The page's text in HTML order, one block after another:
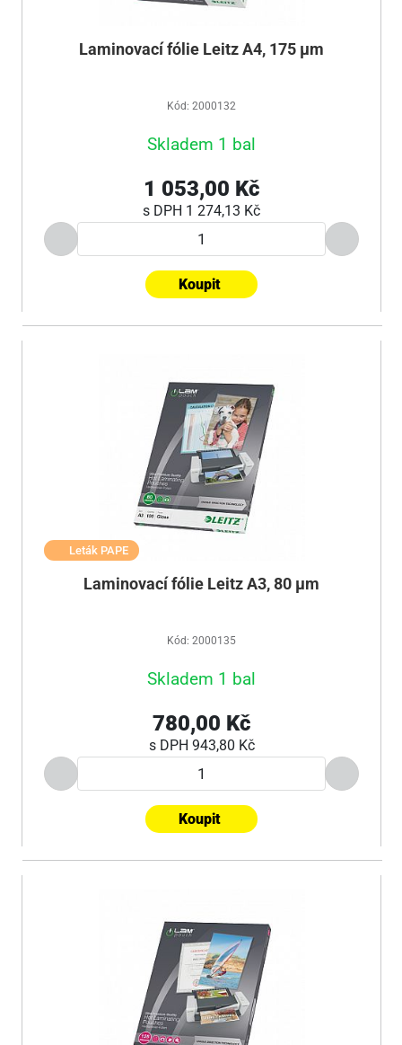
Laminovací fólie Leitz A4, 175 µm
Kód: 2000132
Skladem 1 bal
1 053,00 Kč
s DPH 1 274,13 Kč
Koupit
Leták PAPE
Laminovací fólie Leitz A3, 80 µm
Kód: 2000135
Skladem 1 bal
780,00 Kč
s DPH 943,80 Kč
Koupit